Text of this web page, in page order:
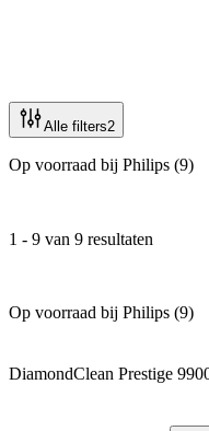
Alle filters2
Op voorraad bij Philips (9)
1 - 9 van 9 resultaten
Op voorraad bij Philips (9)
DiamondClean Prestige